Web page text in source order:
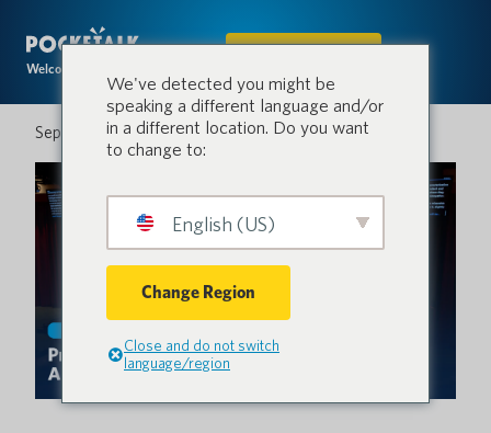
Welcome to the conversation.
IN DEN SHOP
September 4, 2025
We've detected you might be
speaking a different language and/or
in a different location. Do you want
to change to:
English (US)
Change Region
Close and do not switch
language/region